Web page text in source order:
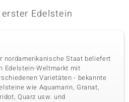
Edelstein
nordamerikanische Staat beliefert
Edelstein-Weltmarkt mit
Varietäten - bekannte
wie Aquamarin, Granat,
Quarz usw. und